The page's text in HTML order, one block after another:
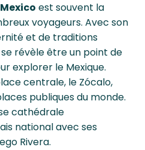
Mexico est souvent la
voyageurs. Avec son
et de traditions
révèle être un point de
explorer le Mexique.
centrale, le Zócalo,
publiques du monde.
cathédrale
national avec ses
Rivera.